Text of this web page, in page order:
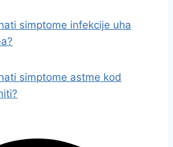
simptome infekcije uha
simptome astme kod